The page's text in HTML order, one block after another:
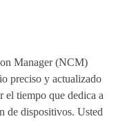
Manager (NCM)
preciso y actualizado
el tiempo que dedica a
de dispositivos. Usted